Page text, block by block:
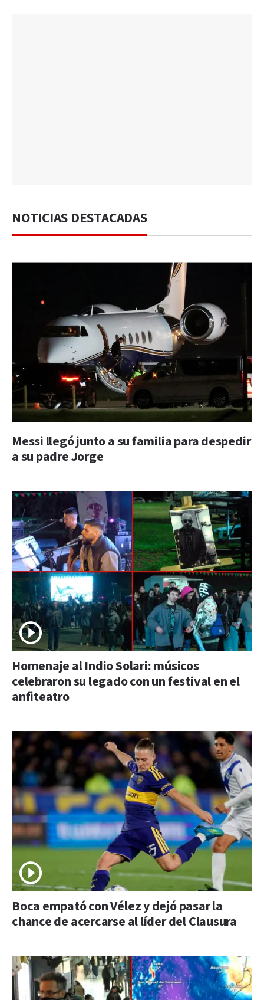
NOTICIAS DESTACADAS
Messi llegó junto a su familia para despedir
a su padre Jorge
Homenaje al Indio Solari: músicos
celebraron su legado con un festival en el
anfiteatro
Boca empató con Vélez y dejó pasar la
chance de acercarse al líder del Clausura